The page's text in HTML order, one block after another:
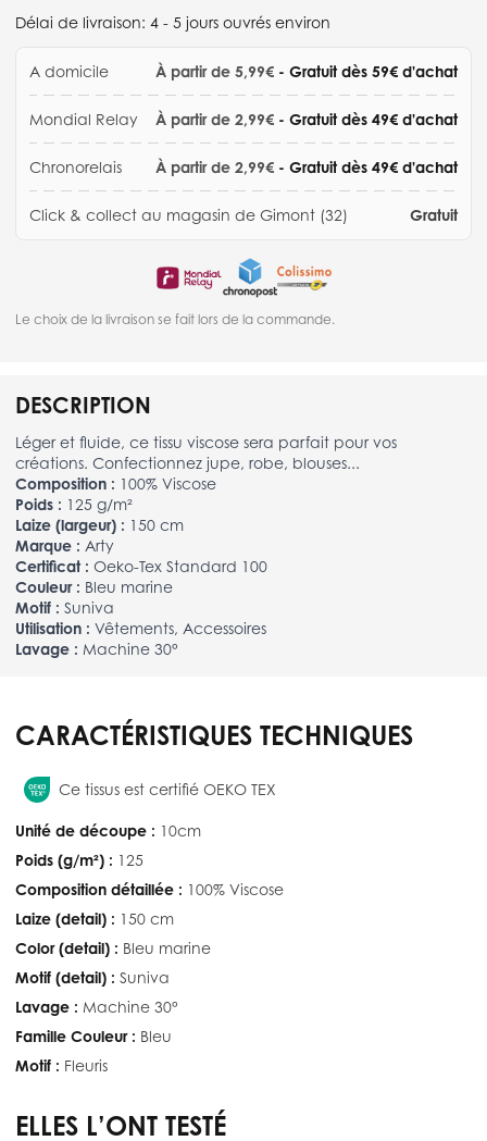
Délai de livraison: 4 - 5 jours ouvrés environ
A domicile À partir de 5,99€ - Gratuit dès 59€ d'achat
Mondial Relay À partir de 2,99€ - Gratuit dès 49€ d'achat
Chronorelais À partir de 2,99€ - Gratuit dès 49€ d'achat
Click & collect au magasin de Gimont (32) Gratuit
Le choix de la livraison se fait lors de la commande.
DESCRIPTION
Léger et fluide, ce tissu viscose sera parfait pour vos
créations. Confectionnez jupe, robe, blouses...
Composition : 100% Viscose
Poids : 125 g/m²
Laize (largeur) : 150 cm
Marque : Arty
Certificat : Oeko-Tex Standard 100
Couleur : Bleu marine
Motif : Suniva
Utilisation : Vêtements, Accessoires
Lavage : Machine 30°
CARACTÉRISTIQUES TECHNIQUES
Ce tissus est certifié OEKO TEX
Unité de découpe : 10cm
Poids (g/m²) : 125
Composition détaillée : 100% Viscose
Laize (detail) : 150 cm
Color (detail) : Bleu marine
Motif (detail) : Suniva
Lavage : Machine 30°
Famille Couleur : Bleu
Motif : Fleuris
ELLES L’ONT TESTÉ